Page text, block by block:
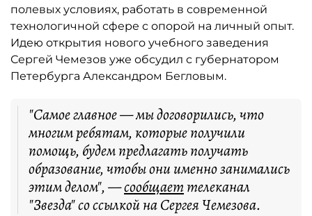
полевых условиях, работать в современной
технологичной сфере с опорой на личный опыт.
Идею открытия нового учебного заведения
Сергей Чемезов уже обсудил с губернатором
Петербурга Александром Бегловым.
"Самое главное — мы договорились, что
многим ребятам, которые получили
помощь, будем предлагать получать
образование, чтобы они именно занимались
этим делом", —сообщаеттелеканал
"Звезда" со ссылкой на Сергея Чемезова.